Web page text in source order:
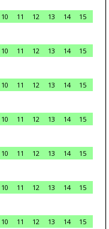
10 11 12 13 14
15
10 11 12 13 14
15
10 11 12 13 14
15
10 11 12 13 14
15
10 11 12 13 14
15
10 11 12 13 14
15
10 11 12 13 14 15